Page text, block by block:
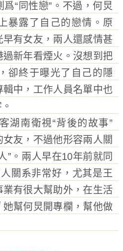
“同性戀”。不過，何炅
暴露了自己的戀情。原
有女友，兩人還感情甚
新年看煙火。沒想到把
卻終于曝光了自己的隱
中，工作人員名單中也
南衛視“背後的故事”
友，不過他形容兩人關
”。兩人早在10年前就同
關系非常好，尤其是王
有很大幫助外，在生活
幫何炅開專欄，幫他做